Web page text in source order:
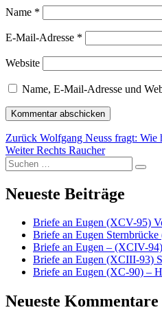
Name *
E-Mail-Adresse *
Website
Name, E-Mail-Adresse und
Beitragsnavigation
Zurück Vorheriger
Beitrag:
Wolfgang Neuss fragt: Wie
Weiter Nächster
Beitrag:
Rechts Raucher
Suche
nach:
Neueste Beiträge
Briefe an Eugen (XCV-95)
Briefe an Eugen
Briefe an Eugen – (XCIV-
Briefe an Eugen (XCIII-93)
Briefe an Eugen (XC-90) –
Neueste Kommentare